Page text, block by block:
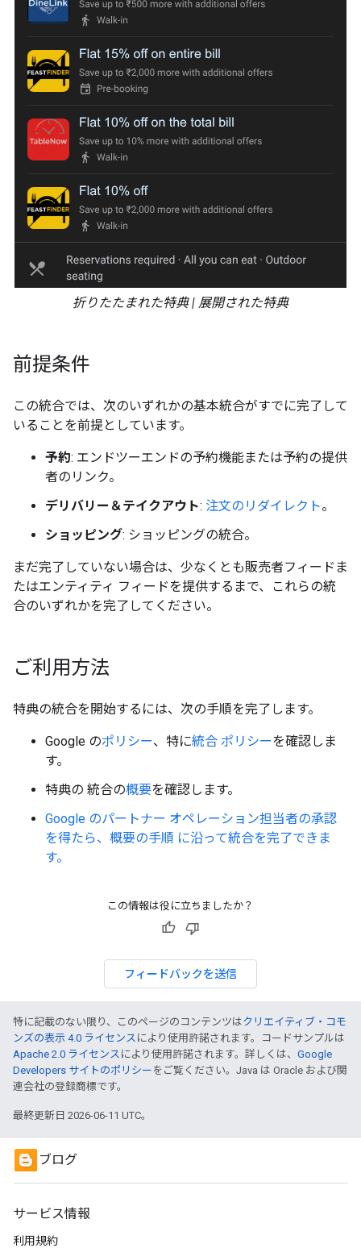
折りたたまれた特典 | 展開された特典
前提条件
この統合では、次のいずれかの基本統合がすでに完了して
いることを前提としています。
予約: エンドツーエンドの予約機能または予約の提供
者のリンク。
デリバリー＆テイクアウト: 注文のリダイレクト。
ショッピング: ショッピングの統合。
まだ完了していない場合は、少なくとも販売者フィードま
たはエンティティ フィードを提供するまで、これらの統
合のいずれかを完了してください。
ご利用方法
特典の統合を開始するには、次の手順を完了します。
Google のポリシー、特に統合 ポリシーを確認しま
す。
特典の 統合の概要を確認します。
Google のパートナー オペレーション担当者の承認
を得たら、概要の手順 に沿って統合を完了できま
す。
この情報は役に立ちましたか？
フィードバックを送信
特に記載のない限り、このページのコンテンツはクリエイティブ・コモ
ンズの表示 4.0 ライセンス により使用許諾されます。コードサンプルは
Apache 2.0 ライセンス により使用許諾されます。詳しくは、 Google
Developers サイトのポリシー をご覧ください。Java は Oracle および関
連会社の登録商標です。
最終更新日 2026-06-11 UTC。
ブログ
サービス情報
利用規約